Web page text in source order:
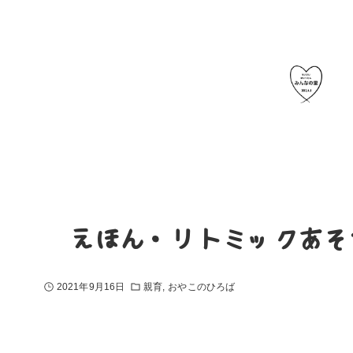
〜えほん・リトミックあ
2021年9月16日 親育 おやこのひろば